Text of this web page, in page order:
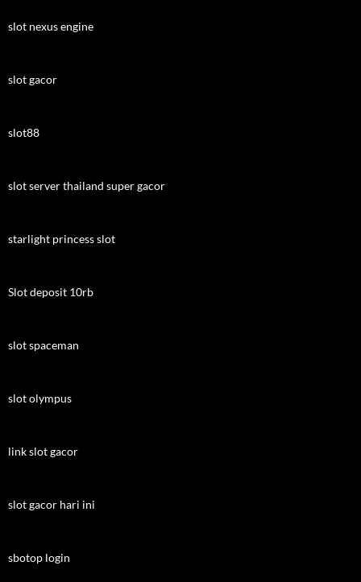
slot nexus engine
slot gacor
slot88
slot server thailand super gacor
starlight princess slot
Slot deposit 10rb
slot spaceman
slot olympus
link slot gacor
slot gacor hari ini
sbotop login